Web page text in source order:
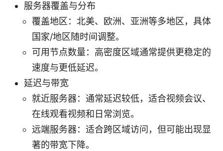
服务器覆盖与分布
覆盖地区：北美、欧洲、亚洲等多地区，具体
国家/地区随时间调整。
可用节点数量：高密度区域通常提供更稳定的
速度与更低延迟。
延迟与带宽
就近服务器：通常延迟较低，适合视频会议、
在线观看视频和日常浏览。
远端服务器：适合跨区域访问，但可能出现显
著的带宽下降。